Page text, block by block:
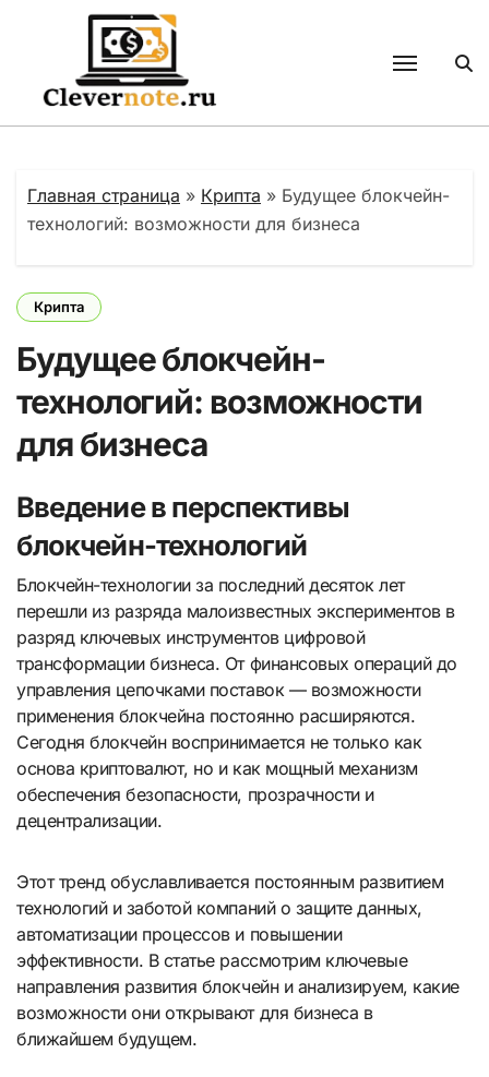
содержанию
Главная страница » Крипта » Будущее блокчейн-
технологий: возможности для бизнеса
Крипта
Будущее блокчейн-
технологий: возможности
для бизнеса
Введение в перспективы
блокчейн-технологий
Блокчейн-технологии за последний десяток лет
перешли из разряда малоизвестных экспериментов в
разряд ключевых инструментов цифровой
трансформации бизнеса. От финансовых операций до
управления цепочками поставок — возможности
применения блокчейна постоянно расширяются.
Сегодня блокчейн воспринимается не только как
основа криптовалют, но и как мощный механизм
обеспечения безопасности, прозрачности и
децентрализации.
Этот тренд обуславливается постоянным развитием
технологий и заботой компаний о защите данных,
автоматизации процессов и повышении
эффективности. В статье рассмотрим ключевые
направления развития блокчейн и анализируем, какие
возможности они открывают для бизнеса в
ближайшем будущем.